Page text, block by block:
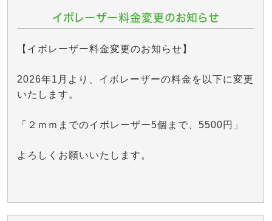
イボレーザー料金変更のお知らせ
【イボレーザー料金変更のお知らせ】
2026年1月より、イボレーザーの料金を以下に変更
いたします。
「２ｍｍまでのイボレーザー5個まで、5500円」
よろしくお願いいたします。